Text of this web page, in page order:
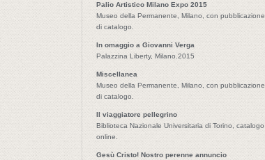
Palio Artistico Milano Expo 2015
Museo della Permanente, Milano, con pubblicazione
di catalogo.
In omaggio a Giovanni Verga
Palazzina Liberty, Milano.2015
Miscellanea
Museo della Permanente, Milano, con pubblicazione
di catalogo.
Il viaggiatore pellegrino
Biblioteca Nazionale Universitaria di Torino, catalogo
online.
Gesù Cristo! Nostro perenne annuncio